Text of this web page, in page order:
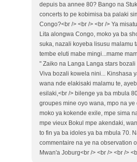
depuis ba annee 80? Bango na
concerts to pe kobimisa ba palaki
Congo?<br /> <br /> <br /> Ya
Lita alongwa Congo, moko ya ba
suka, nazali koyeba lisusu malamu
tembe eluti mabe mingi...mame
" Zaiko na Langa Langa stars
Viva bozali kowela nini... Kinshasa
wana nde elakisaki malamu te,
esilaki,<br /> bilenge ya ba mbula
groupes mine oyo wana, mpo na
moko ya kokende exile, mpe sima
mpe vieux Bokul mpe akendaki,
to fin ya ba idoles ya ba mbula 70.
commentaire na ye na observation
Mwan'a Joburg<br /> <br /> <br />